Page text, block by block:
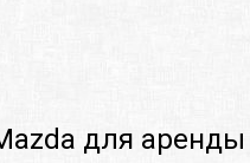
для аренды